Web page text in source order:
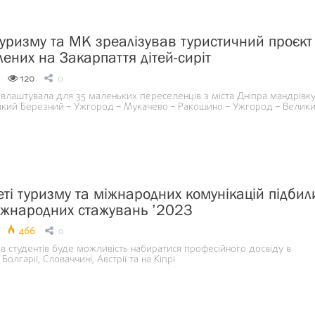
та МК зреалізував туристичний проєкт
на Закарпаття дітей-сиріт
120
0
влаштувала для 35 маленьких переселенців з міста Дніпра мандрівку
Березний – Ужгород – Мукачево – Ракошино – Ужгород –
туризму та міжнародних комунікацій
стажувань ’2023
466
0
студентів буде можливість набиратися професійного досвіду в
Словаччині, Австрії та на Кіпрі